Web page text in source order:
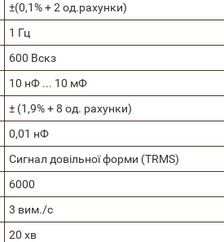
±(0,1% + 2 од.рахунки)
1 Гц
600 Вскз
10 нФ ... 10 мФ
± (1,9% + 8 од. рахунки)
0,01 нФ
Сигнал довільної форми (TRMS)
6000
3 вим./с
20 хв